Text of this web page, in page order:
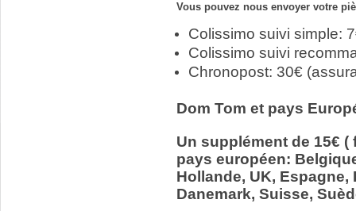
Vous pouvez nous envoyer votre
Colissimo suivi simple:
Colissimo suivi
Chronopost: 30€
Dom Tom et pays
Un supplément de 15€
pays européen:
Hollande, UK,
Danemark, Suisse,